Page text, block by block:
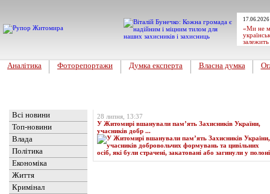
«Ми не
Аналітика Фоторепортажи Думка експерта Власна думка
Всі новини
Топ-новини
Влада
Політика
Економіка
Життя
Кримінал
28 липня, 13:37
У Житомирі вшанували пам’ять Захисників України,
учасників добр ...